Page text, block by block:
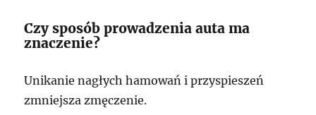
Czy sposób prowadzenia auta ma
znaczenie?
Unikanie nagłych hamowań i przyspieszeń
zmniejsza zmęczenie.